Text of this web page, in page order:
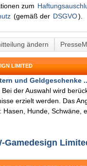
zum
(gemäß der DSGVO).
ändern
LIMITED
und Geldgeschenke
der Auswahl wird
erzielt werden. Das
Hunde, Schwäne,
Gamedesign